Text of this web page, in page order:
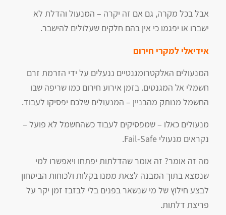
אבל בכל מקרה, גם אם זה יקרה – המנעול והדלת לא
ישברו או יפגמו כי אין בהם חלקים שעלולים להישבר.
אידיאלי למקרי חירום
המנעולים האלקטרומגנטיים ננעלים על ידי הזרמת זרם
חשמלי אל המגנטים. בזמן אירוע חירום כמו שריפה שבו
החשמל מנותק מהבניין – המנעולים שלכם יפסיקו לעבוד.
מנעולים כאלו – שמפסיקים לעבוד כשהחשמל לא פועל –
נקראים מנעולי Fail-Safe.
מה זה אומר? זה אומר שהדלתות יפתחו ויאפשרו למי
שנמצא בתוך המבנה לצאת ממנו בקלות ולכוחות הביטחון
לבצע חילוץ של מי שנשאר בפנים בלי לבזבז זמן יקר על
פריצת דלתות.